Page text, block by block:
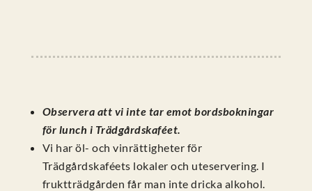
Observera att vi inte tar emot bordsbokningar
för lunch i Trädgårdskaféet.
Vi har öl- och vinrättigheter för
Trädgårdskaféets lokaler och uteservering. I
fruktträdgården får man inte dricka alkohol.